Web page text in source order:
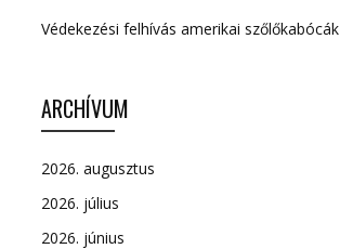
Védekezési felhívás amerikai szőlőkabócák
ARCHÍVUM
2026. augusztus
2026. július
2026. június